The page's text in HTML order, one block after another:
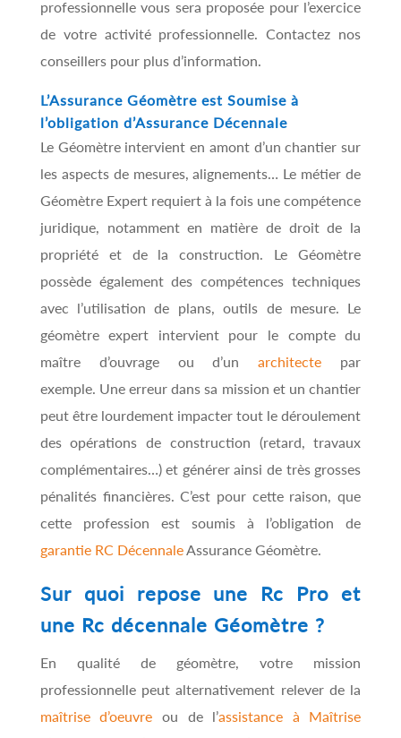
professionnelle vous sera proposée pour l’exercice
de votre activité professionnelle. Contactez nos
conseillers pour plus d’information.
L’Assurance Géomètre est Soumise à
l’obligation d’Assurance Décennale
Le Géomètre intervient en amont d’un chantier sur
les aspects de mesures, alignements… Le métier de
Géomètre Expert requiert à la fois une compétence
juridique, notamment en matière de droit de la
propriété et de la construction. Le Géomètre
possède également des compétences techniques
avec l’utilisation de plans, outils de mesure. Le
géomètre expert intervient pour le compte du
maître d’ouvrage ou d’unarchitecte par
exemple. Une erreur dans sa mission et un chantier
peut être lourdement impacter tout le déroulement
des opérations de construction (retard, travaux
complémentaires…) et générer ainsi de très grosses
pénalités financières. C’est pour cette raison, que
cette profession est soumis à l’obligation de
garantie RC DécennaleAssurance Géomètre.
Sur quoi repose une Rc Pro et
une Rc décennale Géomètre ?
En qualité de géomètre, votre mission
professionnelle peut alternativement relever de la
maîtrise d’oeuvre ou de l’assistance à Maîtrise